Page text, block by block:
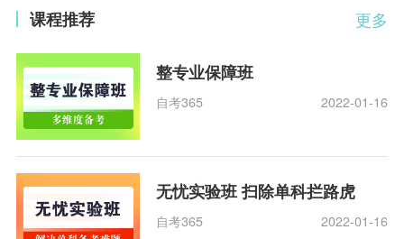
更多
课程推荐
整专业保障班
自考365 2022-01-16
无忧实验班 扫除单科拦路虎
自考365 2022-01-16